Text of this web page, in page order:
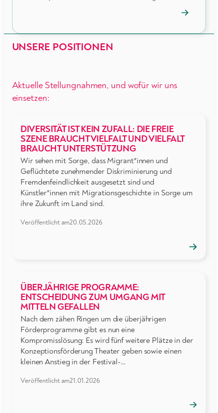
→
UNSERE POSITIONEN
Aktuelle Stellungnahmen, und wofür wir uns
einsetzen:
DIVERSITÄT IST KEIN ZUFALL: DIE FREIE
SZENE BRAUCHT VIELFALT UND VIELFALT
BRAUCHT UNTERSTÜTZUNG
Wir sehen mit Sorge, dass Migrant*innen und
Geflüchtete zunehmender Diskriminierung und
Fremdenfeindlichkeit ausgesetzt sind und
Künstler*innen mit Migrationsgeschichte in Sorge um
ihre Zukunft im Land sind.
Veröffentlicht am20.05.2026
→
ÜBERJÄHRIGE PROGRAMME:
ENTSCHEIDUNG ZUM UMGANG MIT
MITTELN GEFALLEN
Nach dem zähen Ringen um die überjährigen
Förderprogramme gibt es nun eine
Kompromisslösung: Es wird fünf weitere Plätze in der
Konzeptionsförderung Theater geben sowie einen
kleinen Anstieg in der Festival-…
Veröffentlicht am21.01.2026
→